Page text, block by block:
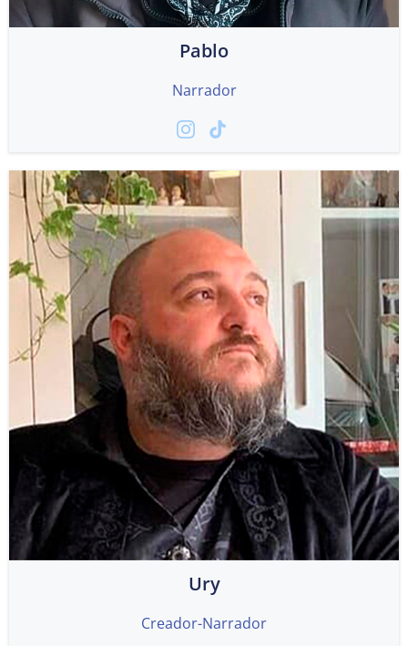
Pablo
Narrador
Ury
Creador-Narrador